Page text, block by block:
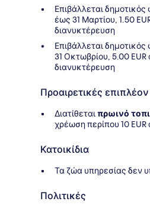
Επιβάλλεται
έως 31 Μαρτίου, 1.50
διανυκτέρευση
Επιβάλλεται
31 Οκτωβρίου, 5.00
διανυκτέρευση
Προαιρετικές
Διατίθεταιπρωινό
χρέωση περίπου 10
Κατοικίδια
Τα ζώα υπηρεσίας δεν
Πολιτικές